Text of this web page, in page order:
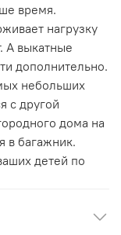
время.
нагрузку
А выкатные
дополнительно.
небольших
с другой
дома на
в багажник.
детей по